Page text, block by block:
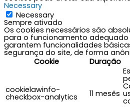
Necessary
Necessary
Sempre ativado
Os cookies necessários são
para o funcionamento adequado
garantem funcionalidades
segurança do site, de forma
Cookie
Duração
cookielawinfo-
checkbox-analytics 11 mesês